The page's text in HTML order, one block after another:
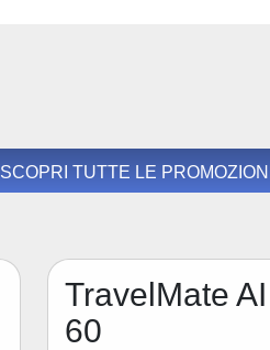
SCOPRI TUTTE LE PROMOZIONI
TravelMate AI
60